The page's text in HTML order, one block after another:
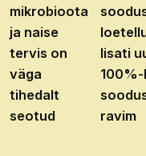
mikrobioota
ja naise
tervis on
väga
tihedalt
seotud
lisati
ravim